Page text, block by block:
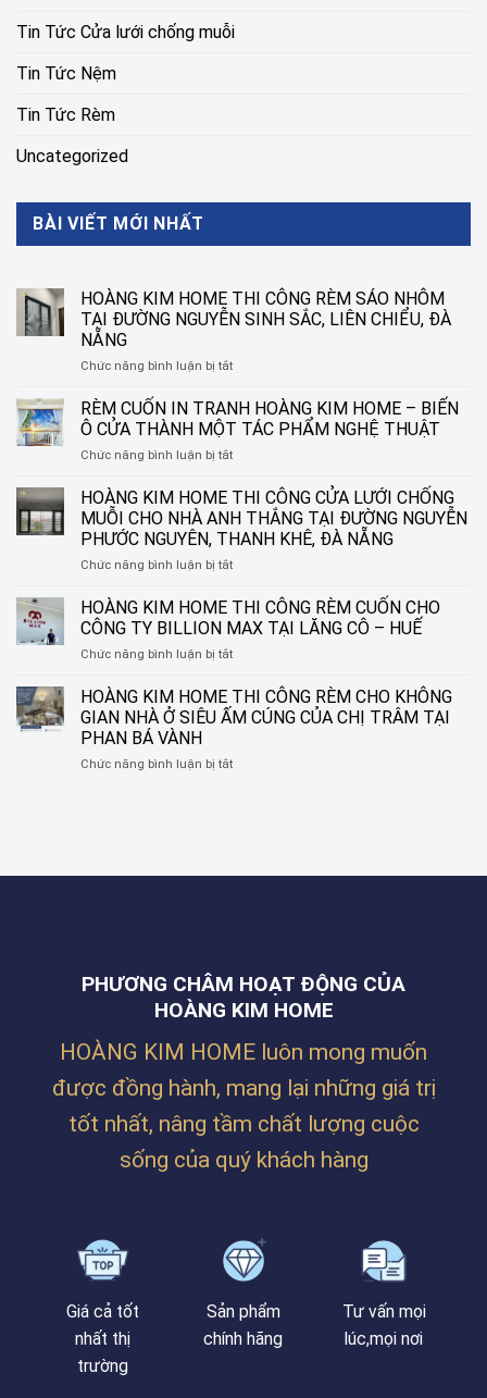
Tin Tức Cửa lưới chống muỗi
Tin Tức Nệm
Tin Tức Rèm
Uncategorized
BÀI VIẾT MỚI NHẤT
HOÀNG KIM HOME THI CÔNG RÈM SÁO NHÔM
TẠI ĐƯỜNG NGUYỄN SINH SẮC, LIÊN CHIỂU, ĐÀ
NẴNG
Chức năng bình luận bị tắtở
KIM
HOME
THI
CÔNG
SÁO
NHÔM
TẠI
NGUYỄN
SẮC,
LIÊN
ĐÀ
RÈM CUỐN IN TRANH HOÀNG KIM HOME – BIẾN
Ô CỬA THÀNH MỘT TÁC PHẨM NGHỆ THUẬT
Chức năng bình luận bị tắtở
CUỐN
IN
TRANH
HOÀNG
KIM
–
BIẾN
CỬA
MỘT
TÁC
THUẬT
HOÀNG KIM HOME THI CÔNG CỬA LƯỚI CHỐNG
MUỖI CHO NHÀ ANH THẮNG TẠI ĐƯỜNG NGUYỄN
PHƯỚC NGUYÊN, THANH KHÊ, ĐÀ NẴNG
Chức năng bình luận bị tắtở
KIM
HOME
THI
CÔNG
LƯỚI
CHỐNG
NHÀ
PHƯỚC
HOÀNG KIM HOME THI CÔNG RÈM CUỐN CHO
CÔNG TY BILLION MAX TẠI LĂNG CÔ – HUẾ
Chức năng bình luận bị tắtở
KIM
HOME
THI
RÈM
MAX
HOÀNG KIM HOME THI CÔNG RÈM CHO KHÔNG
GIAN NHÀ Ở SIÊU ẤM CÚNG CỦA CHỊ TRÂM TẠI
PHAN BÁ VÀNH
Chức năng bình luận bị tắtở
RÈM
SIÊU
ẤM
CỦA
CHỊ
TẠI
BÁ
VÀNH
PHƯƠNG CHÂM HOẠT ĐỘNG CỦA
HOÀNG KIM HOME
HOÀNG KIM HOME luôn mong muốn
được đồng hành, mang lại những giá trị
tốt nhất, nâng tầm chất lượng cuộc
sống của quý khách hàng
Giá cả tốt
nhất thị
trường
Sản phẩm
chính hãng
Tư vấn mọi
lúc,mọi nơi